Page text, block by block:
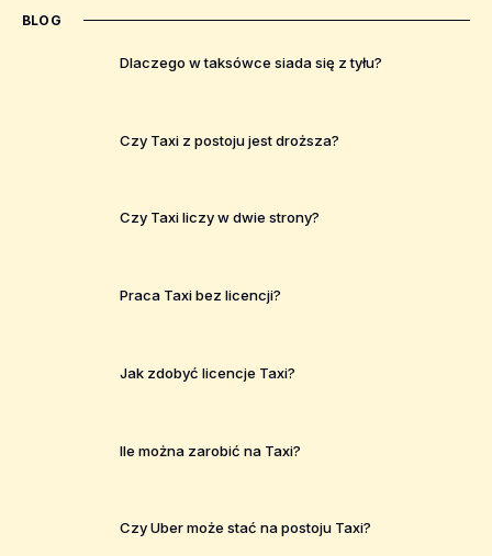
BLOG
Dlaczego w taksówce siada się z tyłu?
Czy Taxi z postoju jest droższa?
Czy Taxi liczy w dwie strony?
Praca Taxi bez licencji?
Jak zdobyć licencje Taxi?
Ile można zarobić na Taxi?
Czy Uber może stać na postoju Taxi?